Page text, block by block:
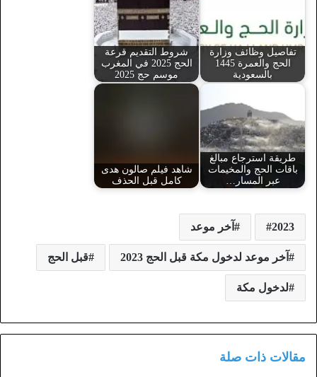
تفاصيل وظائف وزارة
الحج والعمرة 1445
بالسعودية
شروط التقديم قرعة
الحج 2025 في المغرب
موسم حج 2025
طريقة استرجاع مبالغ
باقات الحج والمخيمات
عبر المسار…
شاهد فيلم صالون هدى
كامل قبل الحذف
2023 آخر موعد
آخر موعد لدخول مكة قبل الحج 2023 قبل الحج
لدخول مكة
مقالات ذات صلة